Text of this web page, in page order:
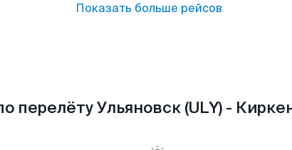
Показать больше рейсов
перелёту Ульяновск (ULY) -